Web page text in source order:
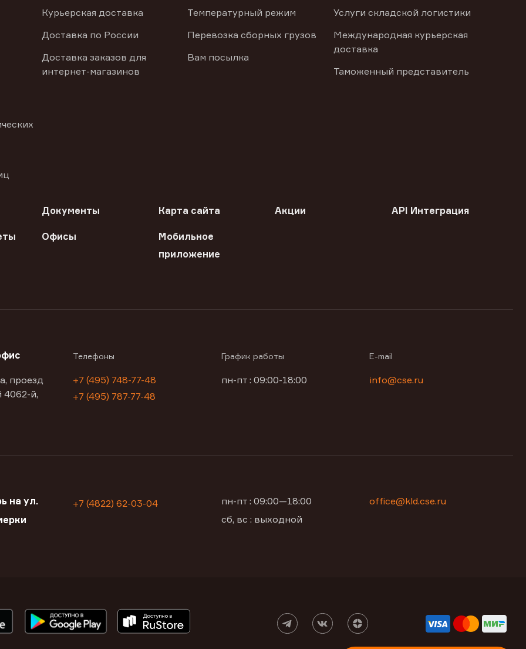
Курьерская доставка
Доставка по России
Доставка заказов для
интернет-магазинов
Температурный режим
Перевозка сборных грузов
Вам посылка
Услуги складской логистики
Международная курьерская
доставка
Таможенный представитель
Документы Карта сайта Акции API Интеграция
Офисы
Мобильное
приложение
проезд
4062-й,
Телефоны
+7 (495) 748-77-48
+7 (495) 787-77-48
График работы
пн-пт : 09:00-18:00
E-mail
info@cse.ru
на ул.
+7 (4822) 62-03-04
пн-пт : 09:00—18:00
сб, вс : выходной
office@kld.cse.ru